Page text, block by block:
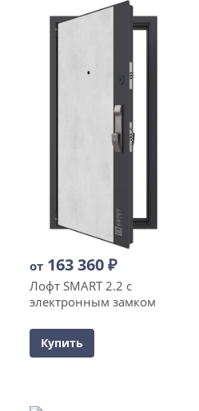
от 163 360₽
Лофт SMART 2.2 с
электронным замком
Купить